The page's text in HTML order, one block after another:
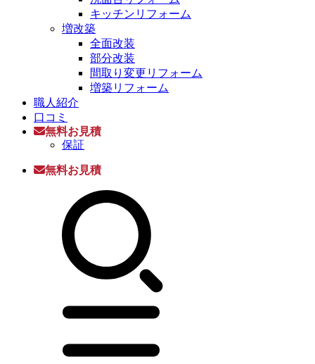
キッチンリフォーム
増改築
全面改装
部分改装
間取り変更リフォーム
増築リフォーム
職人紹介
口コミ
無料お見積
保証
無料お見積